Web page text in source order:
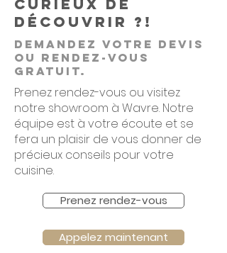
Curieux de
découvrir ?!
Demandez votre devis
ou rendez-vous
gratuit.
Prenez rendez-vous ou visitez
notre showroom à Wavre. Notre
équipe est à votre écoute et se
fera un plaisir de vous donner de
précieux conseils pour votre
cuisine.
Prenez rendez-vous
Appelez maintenant